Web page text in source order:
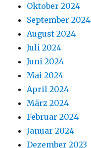
Oktober 2024
September 2024
August 2024
Juli 2024
Juni 2024
Mai 2024
April 2024
März 2024
Februar 2024
Januar 2024
Dezember 2023